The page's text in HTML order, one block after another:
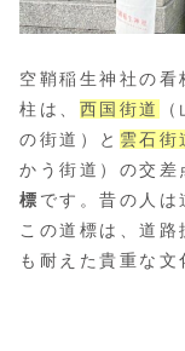
空鞘稲生神社の
柱は、 西国街道
の街道）と 雲石街
かう街道）の交
標 です。昔の人は
この道標は、道
も耐えた貴重な文